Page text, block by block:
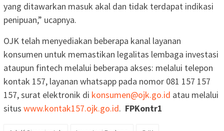
yang ditawarkan masuk akal dan tidak terdapat indikasi
penipuan,” ucapnya.
OJK telah menyediakan beberapa kanal layanan
konsumen untuk memastikan legalitas lembaga investasi
ataupun fintech melalui beberapa akses: melalui telepon
kontak 157, layanan whatsapp pada nomor 081 157 157
157, surat elektronik di konsumen@ojk.go.id atau melalui
situs www.kontak157.ojk.go.id. FPKontr1